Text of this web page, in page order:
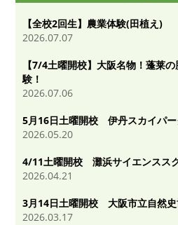
【全校2回生】農業体験(田植え)
2026.07.07
【7/4土曜開校】大阪名物！蓬莱
験！
2026.07.06
5月16日土曜開校 伊丹スカイパー
2026.05.20
4/11土曜開校 灘浜サイエンスス
2026.04.21
3月14日土曜開校 大阪市立自然
2026.03.17